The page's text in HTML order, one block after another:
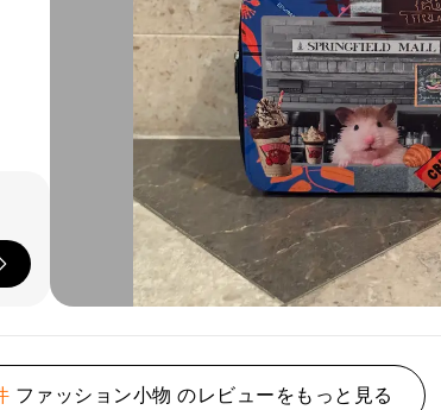
ファッション小物 のレビューをもっと見る